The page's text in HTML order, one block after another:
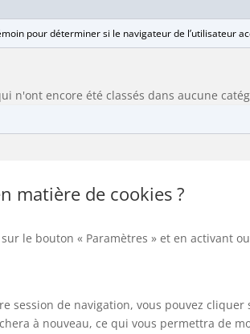
pour déterminer si le navigateur de l’utilisateur
n'ont encore été classés dans aucune
matière de cookies ?
le bouton « Paramètres » et en activant
session de navigation, vous pouvez cliquer
à nouveau, ce qui vous permettra de